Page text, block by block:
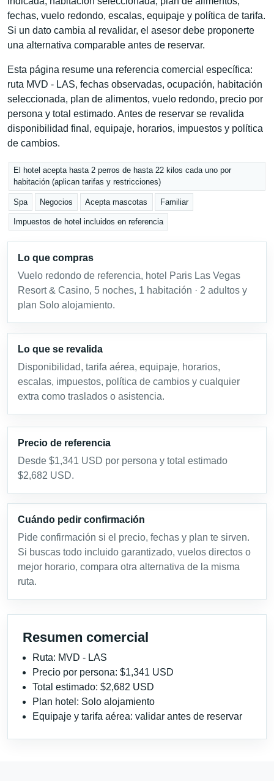
fechas, vuelo redondo, escalas, equipaje y política de tarifa.
Si un dato cambia al revalidar, el asesor debe proponerte
una alternativa comparable antes de reservar.
Esta página resume una referencia comercial específica:
ruta MVD - LAS, fechas observadas, ocupación, habitación
seleccionada, plan de alimentos, vuelo redondo, precio por
persona y total estimado. Antes de reservar se revalida
disponibilidad final, equipaje, horarios, impuestos y política
de cambios.
El hotel acepta hasta 2 perros de hasta 22 kilos cada uno por
habitación (aplican tarifas y restricciones)
Spa Negocios Acepta mascotas Familiar
Impuestos de hotel incluidos en referencia
Lo que compras
Vuelo redondo de referencia, hotel Paris Las Vegas
Resort & Casino, 5 noches, 1 habitación · 2 adultos y
plan Solo alojamiento.
Lo que se revalida
Disponibilidad, tarifa aérea, equipaje, horarios,
escalas, impuestos, política de cambios y cualquier
extra como traslados o asistencia.
Precio de referencia
Desde $1,341 USD por persona y total estimado
$2,682 USD.
Cuándo pedir confirmación
Pide confirmación si el precio, fechas y plan te sirven.
Si buscas todo incluido garantizado, vuelos directos o
mejor horario, compara otra alternativa de la misma
ruta.
Resumen comercial
Ruta: MVD - LAS
Precio por persona: $1,341 USD
Total estimado: $2,682 USD
Plan hotel: Solo alojamiento
Equipaje y tarifa aérea: validar antes de reservar